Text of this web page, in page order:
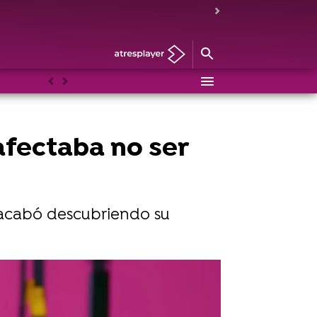
AnteriorSiguiente
no ser
descubriendo su